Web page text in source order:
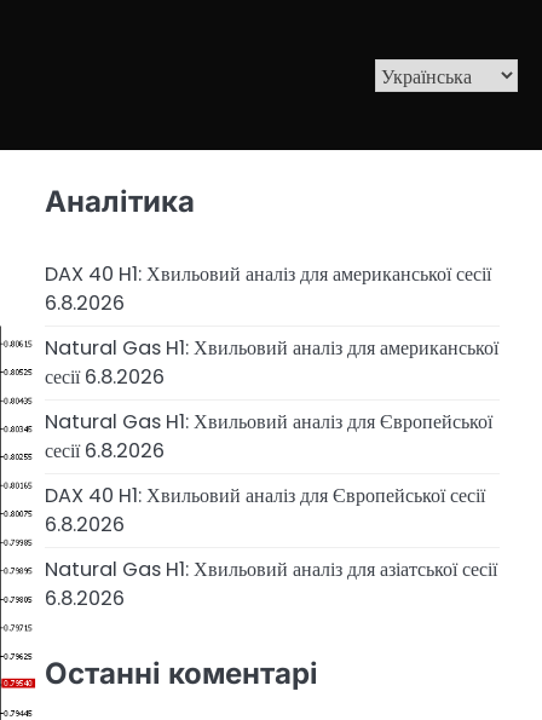
Аналітика
DAX 40 H1: Хвильовий аналіз для американської сесії
6.8.2026
Natural Gas H1: Хвильовий аналіз для американської
сесії 6.8.2026
Natural Gas H1: Хвильовий аналіз для Європейської
сесії 6.8.2026
DAX 40 H1: Хвильовий аналіз для Європейської сесії
6.8.2026
Natural Gas H1: Хвильовий аналіз для азіатської сесії
6.8.2026
Останні коментарі